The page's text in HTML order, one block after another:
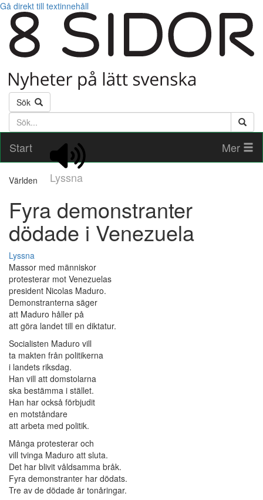
Gå direkt till textinnehåll
Sök
Söktext
Start
Lyssna
Mer
Världen
Fyra demonstranter
dödade i Venezuela
Lyssna
Massor med människor
protesterar mot Venezuelas
president Nicolas Maduro.
Demonstranterna säger
att Maduro håller på
att göra landet till en diktatur.
Socialisten Maduro vill
ta makten från politikerna
i landets riksdag.
Han vill att domstolarna
ska bestämma i stället.
Han har också förbjudit
en motståndare
att arbeta med politik.
Många protesterar och
vill tvinga Maduro att sluta.
Det har blivit våldsamma bråk.
Fyra demonstranter har dödats.
Tre av de dödade är tonåringar.